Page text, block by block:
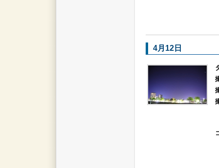
4月12日